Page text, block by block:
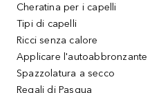
Cheratina per i capelli
Tipi di capelli
Ricci senza calore
Applicare l'autoabbronzante
Spazzolatura a secco
Regali di Pasqua